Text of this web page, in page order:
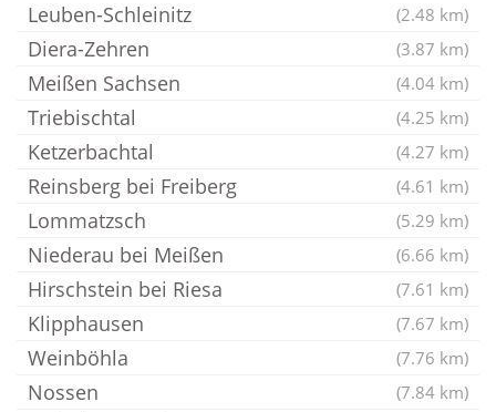
Leuben-Schleinitz (2.48 km)
Diera-Zehren (3.87 km)
Meißen Sachsen (4.04 km)
Triebischtal (4.25 km)
Ketzerbachtal (4.27 km)
Reinsberg bei Freiberg (4.61 km)
Lommatzsch (5.29 km)
Niederau bei Meißen (6.66 km)
Hirschstein bei Riesa (7.61 km)
Klipphausen (7.67 km)
Weinböhla (7.76 km)
Nossen (7.84 km)